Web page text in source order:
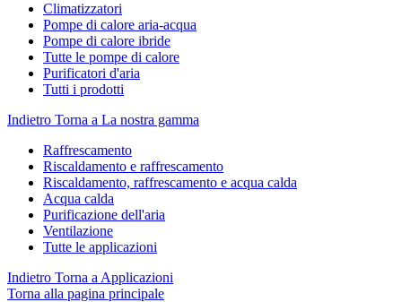
Climatizzatori
Pompe di calore aria-acqua
Pompe di calore ibride
Tutte le pompe di calore
Purificatori d'aria
Tutti i prodotti
Indietro Torna a La nostra gamma
Raffrescamento
Riscaldamento e raffrescamento
Riscaldamento, raffrescamento e acqua calda
Acqua calda
Purificazione dell'aria
Ventilazione
Tutte le applicazioni
Indietro Torna a Applicazioni
Torna alla pagina principale